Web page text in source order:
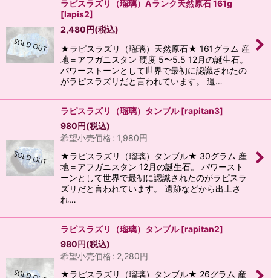
ラピスラズリ（瑠璃）Aランク天然原石 161g
[lapis2]
2,480円(税込)
★ラピスラズリ（瑠璃）天然原石★ 161グラム 産
地＝アフガニスタン 硬度 5〜5.5 12月の誕生石。
パワーストーンとして世界で最初に認識されたの
がラピスラズリだと言われています。 遺…
ラピスラズリ（瑠璃）タンブル [rapitan3]
980円(税込)
希望小売価格: 1,980円
★ラピスラズリ（瑠璃）タンブル★ 30グラム 産
地＝アフガニスタン 12月の誕生石。 パワースト
ーンとして世界で最初に認識されたのがラピスラ
ズリだと言われています。 遺跡などから出土さ
れ…
ラピスラズリ（瑠璃）タンブル [rapitan2]
980円(税込)
希望小売価格: 2,280円
★ラピスラズリ（瑠璃）タンブル★ 26グラム 産